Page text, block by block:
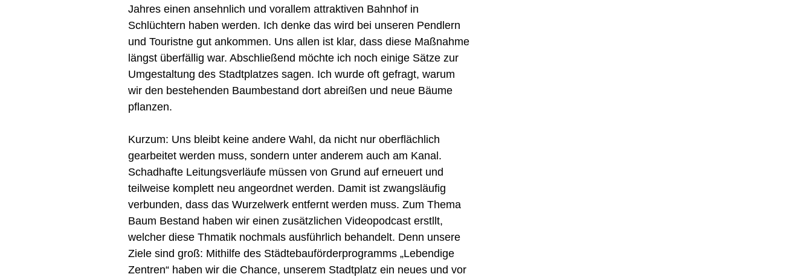
Jahres einen ansehnlich und vorallem attraktiven Bahnhof in
Schlüchtern haben werden. Ich denke das wird bei unseren Pendlern
und Touristne gut ankommen. Uns allen ist klar, dass diese Maßnahme
längst überfällig war. Abschließend möchte ich noch einige Sätze zur
Umgestaltung des Stadtplatzes sagen. Ich wurde oft gefragt, warum
wir den bestehenden Baumbestand dort abreißen und neue Bäume
pflanzen.
Kurzum: Uns bleibt keine andere Wahl, da nicht nur oberflächlich
gearbeitet werden muss, sondern unter anderem auch am Kanal.
Schadhafte Leitungsverläufe müssen von Grund auf erneuert und
teilweise komplett neu angeordnet werden. Damit ist zwangsläufig
verbunden, dass das Wurzelwerk entfernt werden muss. Zum Thema
Baum Bestand haben wir einen zusätzlichen Videopodcast erstllt,
welcher diese Thmatik nochmals ausführlich behandelt. Denn unsere
Ziele sind groß: Mithilfe des Städtebauförderprogramms „Lebendige
Zentren“ haben wir die Chance, unserem Stadtplatz ein neues und vor